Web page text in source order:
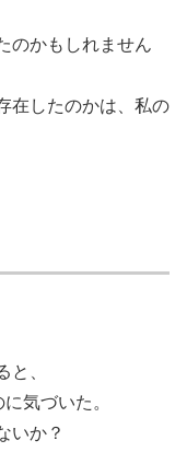
のかもしれません
在したのかは、私の
と、
気づいた。
いか？